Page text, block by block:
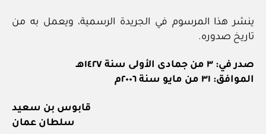
ينشر هذا المرسوم في الجريدة الرسمية، ويعمل به من
تاريخ صدوره.
صدر في: ٣ من جمادى الأولى سنة ١٤٢٧هـ
الموافق: ٣١ من مايو سنة ٢٠٠٦م
قابوس بن سعيد
سلطان عمان